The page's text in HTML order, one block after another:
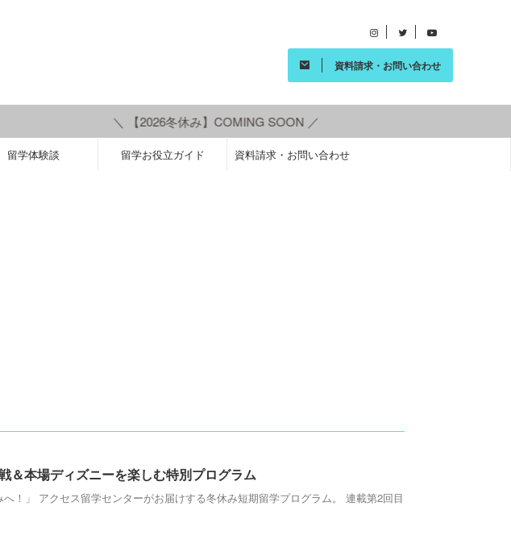
資料請求・お問い合わせ
＼ 【2026冬休み】COMING SOON ／
留学体験談 留学お役立ガイド 資料請求・お問い合わせ
＆本場ディズニーを楽しむ特別プログラム
！」 アクセス留学センターがお届けする冬休み短期留学プログラム。 連載第2回目